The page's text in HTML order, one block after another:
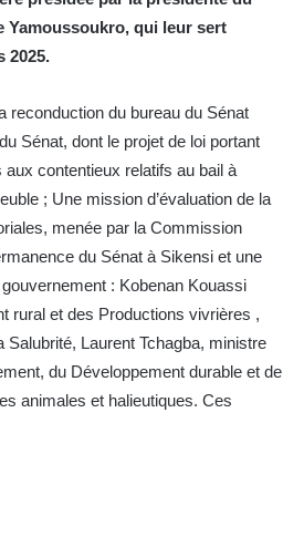
Yamoussoukro, qui leur sert
2025.
reconduction du bureau du Sénat
Sénat, dont le projet de loi portant
contentieux relatifs au bail à
; Une mission d’évaluation de la
menée par la Commission
du Sénat à Sikensi et une
: Kobenan Kouassi
rural et des Productions vivrières ,
Salubrité, Laurent Tchagba, ministre
du Développement durable et de
animales et halieutiques. Ces